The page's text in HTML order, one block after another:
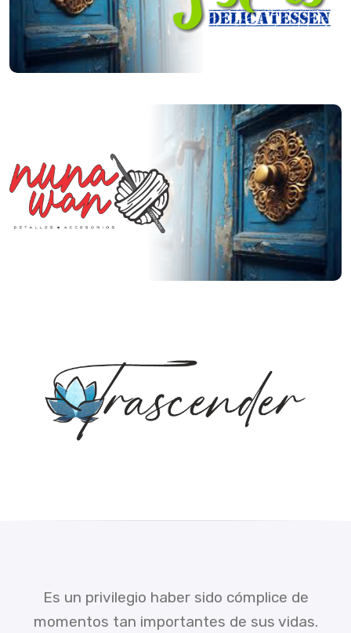
Es un privilegio haber sido cómplice de
momentos tan importantes de sus vidas.